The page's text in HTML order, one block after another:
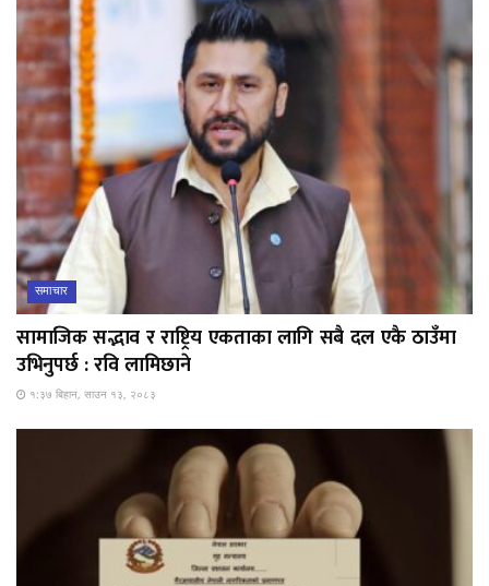
समाचार
सामाजिक सद्भाव र राष्ट्रिय एकताका लागि सबै दल एकै ठाउँमा
उभिनुपर्छ : रवि लामिछाने
१:३७ बिहान, साउन १३, २०८३